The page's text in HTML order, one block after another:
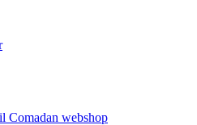
Comadan webshop